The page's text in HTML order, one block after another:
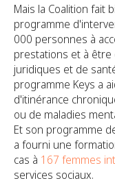
Mais la Coalition fait
programme
000 personnes à
prestations et à
juridiques et de
programme Keys a
d'itinérance
ou de maladies
Et son programme
a fourni une
cas à 167 femmes
services sociaux.